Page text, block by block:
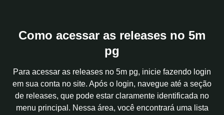
Como acessar as releases no 5m
pg
Para acessar as releases no 5m pg, inicie fazendo login
em sua conta no site. Após o login, navegue até a seção
de releases, que pode estar claramente identificada no
menu principal. Nessa área, você encontrará uma lista